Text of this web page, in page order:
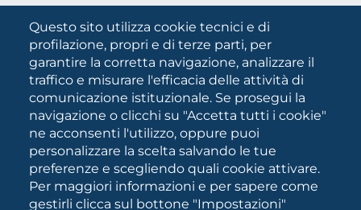
Questo sito utilizza cookie tecnici e di
profilazione, propri e di terze parti, per
garantire la corretta navigazione, analizzare il
traffico e misurare l'efficacia delle attività di
comunicazione istituzionale. Se prosegui la
navigazione o clicchi su "Accetta tutti i cookie"
ne acconsenti l'utilizzo, oppure puoi
personalizzare la scelta salvando le tue
preferenze e scegliendo quali cookie attivare.
Per maggiori informazioni e per sapere come
gestirli clicca sul bottone "Impostazioni"
Unifg Mag
Manuale di identità visiva
Facts and figures
SOCIAL
MEDIA